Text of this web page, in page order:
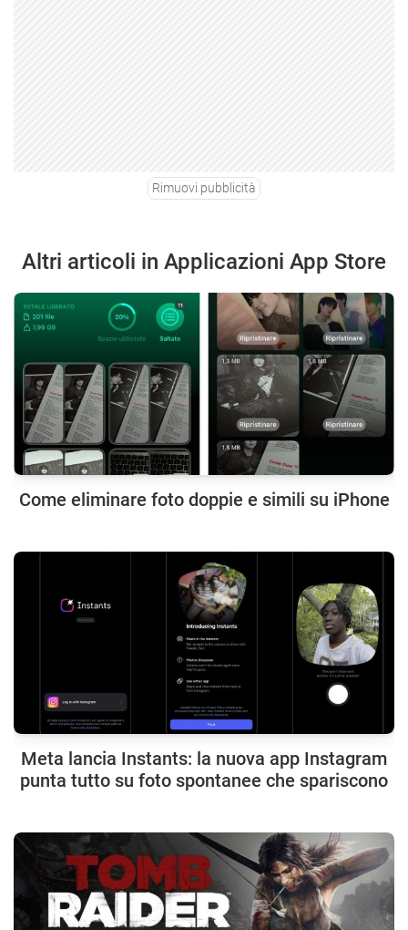
Rimuovi pubblicità
Altri articoli in Applicazioni App Store
Come eliminare foto doppie e simili su iPhone
Meta lancia Instants: la nuova app Instagram
punta tutto su foto spontanee che spariscono